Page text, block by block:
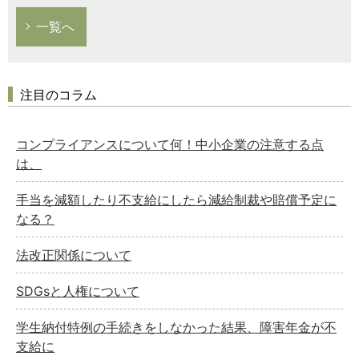
一覧へ
注目のコラム
コンプライアンスについて何！中小企業の注意する点
は、
手当を減額したり不支給にしたら減給制裁や賠償予定に
なる？
法改正関係について
SDGsと人権について
学生納付特例の手続きをしなかった結果、障害年金が不
支給に